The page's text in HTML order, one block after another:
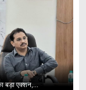
बड़ा एक्शन,...